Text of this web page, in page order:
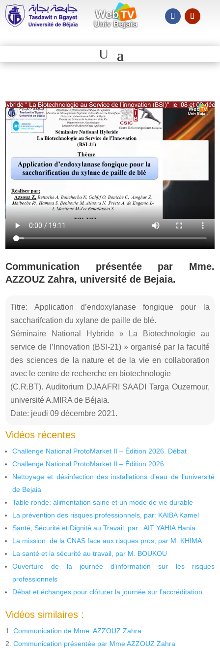
Communication présentée par Mme.
AZZOUZ Zahra, université de Bejaia.
Titre: Application d’endoxylanase fongique pour la
saccharifcation du xylane de paille de blé.
Séminaire National Hybride » La Biotechnologie au
service de l’Innovation (BSI-21) » organisé par la faculté
des sciences de la nature et de la vie en collaboration
avec le centre de recherche en biotechnologie
(C.R.BT). Auditorium DJAAFRI SAADI Targa Ouzemour,
université A.MIRA de Béjaia.
Date: jeudi 09 décembre 2021.
Vidéos récentes
Challenge National ProtoMarket II – Édition 2026. Débat
Challenge National ProtoMarket II – Édition 2026
Nettoyage et désinfection des installations d’eau de l’université
de Bejaia
Table ronde: alimentation saine et un mode de vie durable
La prévention des risques professionnels, par: KAIBA Kamel
Santé, Sécurité et Dignité au Travail, par : AIT YAHIA Hania
La mission de la CNAS face aux risques pros, par M. KHIMA
La santé et la sécurité au travail, par M. BOUKOU
Ouverture de la journée d’information sur les risques
professionnels
Débat et échanges pour clôturer la journée sur l’accréditation
Vidéos similaires :
Communication de Mme. AZZOUZ Zahra
Communication présentée par Mme AZZOUZ Zahra